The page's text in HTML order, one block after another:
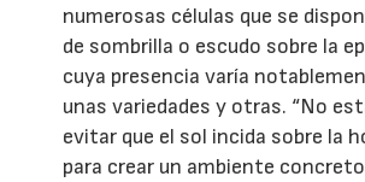
numerosas células que se
de sombrilla o escudo sobre la
cuya presencia varía
unas variedades y otras. “No
evitar que el sol incida sobre la
para crear un ambiente